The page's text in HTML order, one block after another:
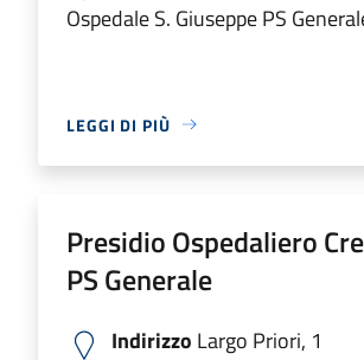
Ospedale S. Giuseppe PS
LEGGI DI PIÙ
Presidio Ospedaliero
PS Generale
Indirizzo Largo Priori, 1